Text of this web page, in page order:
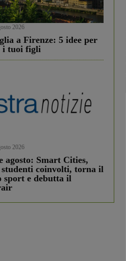
2026
a Firenze: 5 idee per
i tuoi figli
2026
agosto: Smart Cities,
coinvolti, torna il
sport e debutta il